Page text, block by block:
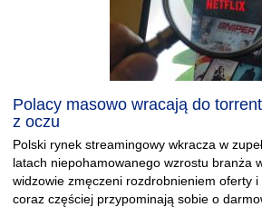
Polacy masowo wracają do
z oczu
Polski rynek streamingowy wkracza w
latach niepohamowanego wzrostu branża
widzowie zmęczeni rozdrobnieniem oferty
coraz częściej przypominają sobie o